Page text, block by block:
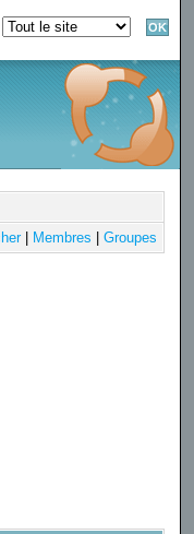
| Membres Groupes